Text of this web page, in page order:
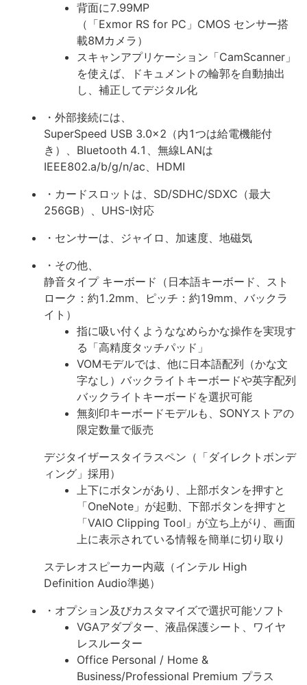
背面に7.99MP
（「Exmor RS for PC」CMOS センサー搭
載8Mカメラ）
スキャンアプリケーション「CamScanner」
を使えば、ドキュメントの輪郭を自動抽出
し、補正してデジタル化
・外部接続には、
SuperSpeed USB 3.0x2（内1つは給電機能付
き）、Bluetooth 4.1、無線LANは
IEEE802.a/b/g/n/ac、HDMI
・カードスロットは、SD/SDHC/SDXC（最大
256GB）、UHS-Ⅰ対応
・センサーは、ジャイロ、加速度、地磁気
・その他、
静音タイプ キーボード（日本語キーボード、スト
ローク：約1.2mm、ピッチ：約19mm、バックラ
イト）
指に吸い付くようななめらかな操作を実現す
る「高精度タッチパッド」
VOMモデルでは、他に日本語配列（かな文
字なし）バックライトキーボードや英字配列
バックライトキーボードを選択可能
無刻印キーボードモデルも、SONYストアの
限定数量で販売
デジタイザースタイラスペン（「ダイレクトボンデ
ィング」採用）
上下にボタンがあり、上部ボタンを押すと
「OneNote」が起動、下部ボタンを押すと
「VAIO Clipping Tool」が立ち上がり、画面
上に表示されている情報を簡単に切り取り
ステレオスピーカー内蔵（インテル High
Definition Audio準拠）
・オプション及びカスタマイズで選択可能ソフト
VGAアダプター、液晶保護シート、ワイヤ
レスルーター
Office Personal / Home &
Business/Professional Premium プラス